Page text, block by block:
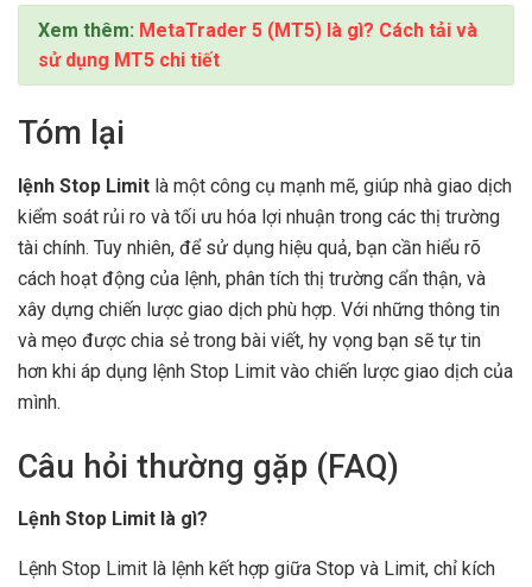
Xem thêm: MetaTrader 5 (MT5) là gì? Cách tải và
sử dụng MT5 chi tiết
Tóm lại
lệnh Stop Limit là một công cụ mạnh mẽ, giúp nhà giao dịch
kiểm soát rủi ro và tối ưu hóa lợi nhuận trong các thị trường
tài chính. Tuy nhiên, để sử dụng hiệu quả, bạn cần hiểu rõ
cách hoạt động của lệnh, phân tích thị trường cẩn thận, và
xây dựng chiến lược giao dịch phù hợp. Với những thông tin
và mẹo được chia sẻ trong bài viết, hy vọng bạn sẽ tự tin
hơn khi áp dụng lệnh Stop Limit vào chiến lược giao dịch của
mình.
Câu hỏi thường gặp (FAQ)
Lệnh Stop Limit là gì?
Lệnh Stop Limit là lệnh kết hợp giữa Stop và Limit, chỉ kích